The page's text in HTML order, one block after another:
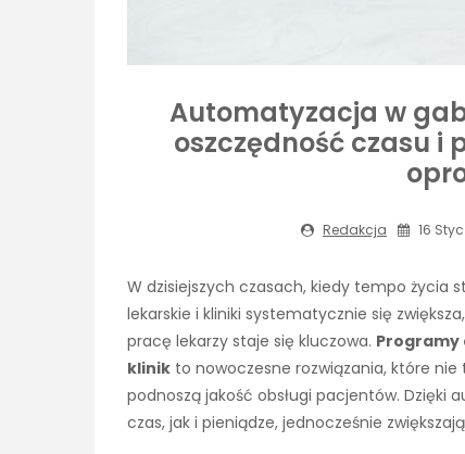
Automatyzacja w
oszczędność czasu i
Redakcja 16
W dzisiejszych czasach, kiedy tempo życia
lekarskie i kliniki systematycznie się
pracę lekarzy staje się kluczowa. Programy
klinik to nowoczesne rozwiązania, które
podnoszą jakość obsługi pacjentów. Dzięki
czas, jak i pieniądze, jednocześnie